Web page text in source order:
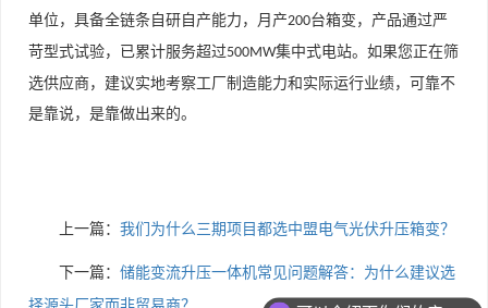
单位，具备全链条自研自产能力，月产200台箱变，产品通过严
苛型式试验，已累计服务超过500MW集中式电站。如果您正在筛
选供应商，建议实地考察工厂制造能力和实际运行业绩，可靠不
是靠说，是靠做出来的。
上一篇： 我们为什么三期项目都选中盟电气光伏升压箱变？
下一篇： 储能变流升压一体机常见问题解答：为什么建议选
可以介绍下你们的产品么